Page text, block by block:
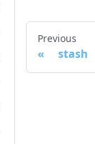
Previous
stash